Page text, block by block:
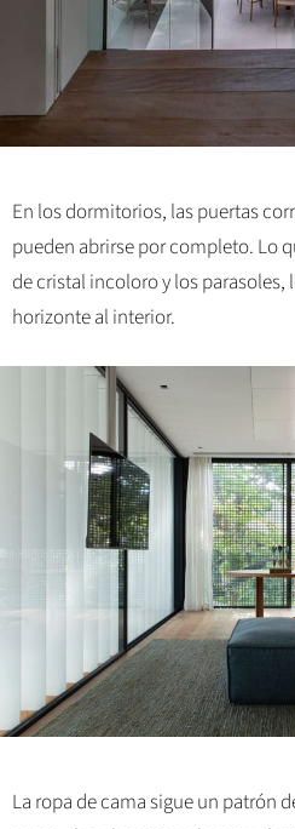
En los dormitorios, las puertas
pueden abrirse por completo. Lo
de cristal incoloro y los parasoles,
horizonte al interior.
La ropa de cama sigue un patrón